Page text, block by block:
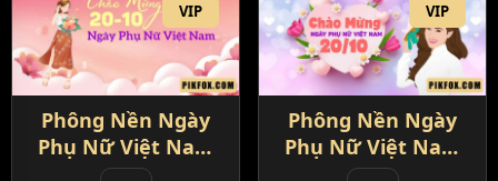
VIP
Phông Nền Ngày
Phụ Nữ Việt Nam
20-10 (1)
VIP
Phông Nền Ngày
Phụ Nữ Việt Nam
20-10 (2)